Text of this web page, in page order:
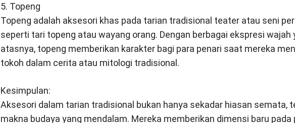
5. Topeng
Topeng adalah aksesori khas pada tarian tradisional teater atau seni
seperti tari topeng atau wayang orang. Dengan berbagai ekspresi wajah
atasnya, topeng memberikan karakter bagi para penari saat mereka
tokoh dalam cerita atau mitologi tradisional.
Kesimpulan:
Aksesori dalam tarian tradisional bukan hanya sekadar hiasan semata,
makna budaya yang mendalam. Mereka memberikan dimensi baru pada